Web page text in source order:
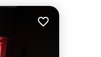
Dodaj do